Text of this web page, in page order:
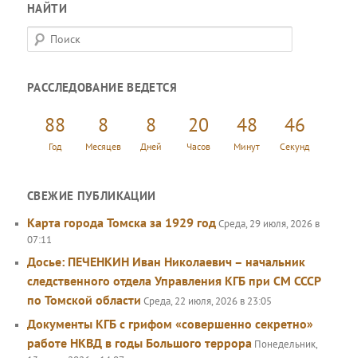
НАЙТИ
П
о
с
РАССЛЕДОВАНИЕ ВЕДЕТСЯ
88
Год
8
Месяцев
8
Дней
20
Часов
48
Минут
46
Секунд
СВЕЖИЕ ПУБЛИКАЦИИ
Карта города Томска за 1929 годСреда, 29 июля, 2026 в
07:11
Досье: ПЕЧЕНКИН Иван Николаевич – начальник
следственного отдела Управления КГБ при СМ СССР
по Томской области Среда, 22 июля, 2026 в 23:05
Документы КГБ с грифом «совершенно секретно»
работе НКВД в годы Большого террора Понедельник,